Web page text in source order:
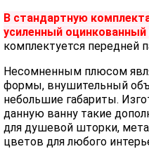
В стандартную
усиленный оцинкованный
комплектуется передней
Несомненным плюсом
формы, внушительный
небольшие габариты.
данную ванну такие
для душевой шторки,
цветов для любого